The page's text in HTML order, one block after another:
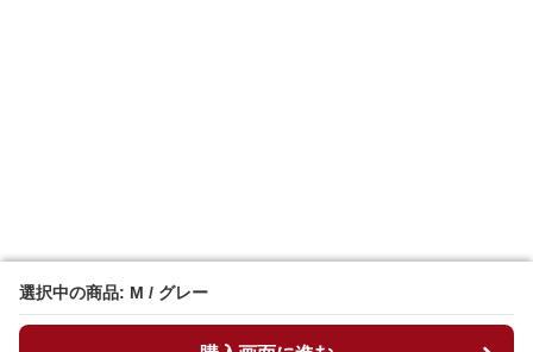
選択中の商品: M / グレー
選択中の商品: M / グレー